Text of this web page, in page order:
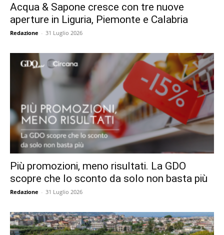
Acqua & Sapone cresce con tre nuove
aperture in Liguria, Piemonte e Calabria
Redazione - 31 Luglio 2026
Più promozioni, meno risultati. La GDO
scopre che lo sconto da solo non basta più
Redazione - 31 Luglio 2026